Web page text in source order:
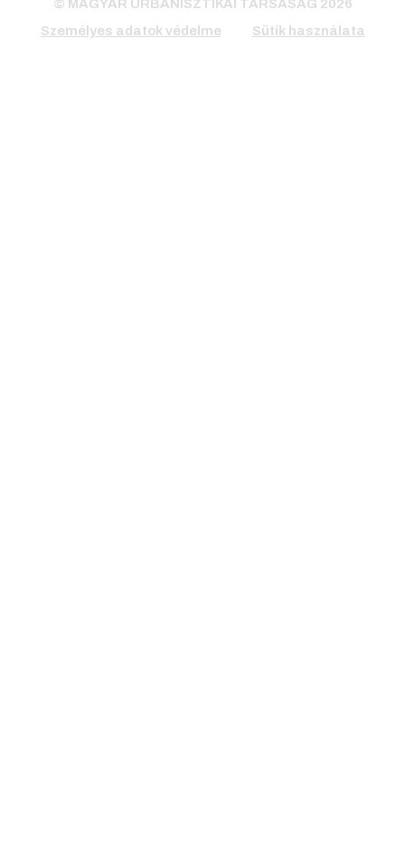
© MAGYAR URBANISZTIKAI TÁRSASÁG 2026
Személyes adatok védelme
Sütik használata